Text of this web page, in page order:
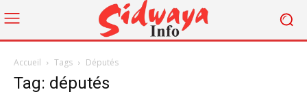
Accueil Tags Députés
Tag: députés